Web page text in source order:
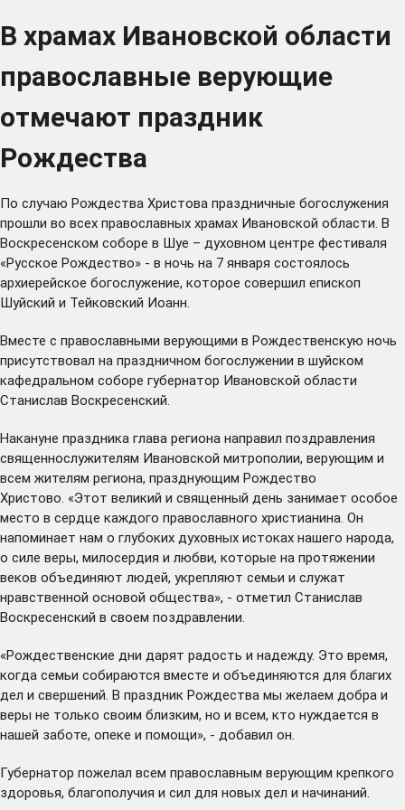
В храмах Ивановской области
православные верующие
отмечают праздник
Рождества
По случаю Рождества Христова праздничные богослужения
прошли во всех православных храмах Ивановской области. В
Воскресенском соборе в Шуе – духовном центре фестиваля
«Русское Рождество» - в ночь на 7 января состоялось
архиерейское богослужение, которое совершил епископ
Шуйский и Тейковский Иоанн.
Вместе с православными верующими в Рождественскую ночь
присутствовал на праздничном богослужении в шуйском
кафедральном соборе губернатор Ивановской области
Станислав Воскресенский.
Накануне праздника глава региона направил поздравления
священнослужителям Ивановской митрополии, верующим и
всем жителям региона, празднующим Рождество
Христово. «Этот великий и священный день занимает особое
место в сердце каждого православного христианина. Он
напоминает нам о глубоких духовных истоках нашего народа,
о силе веры, милосердия и любви, которые на протяжении
веков объединяют людей, укрепляют семьи и служат
нравственной основой общества», - отметил Станислав
Воскресенский в своем поздравлении.
«Рождественские дни дарят радость и надежду. Это время,
когда семьи собираются вместе и объединяются для благих
дел и свершений. В праздник Рождества мы желаем добра и
веры не только своим близким, но и всем, кто нуждается в
нашей заботе, опеке и помощи», - добавил он.
Губернатор пожелал всем православным верующим крепкого
здоровья, благополучия и сил для новых дел и начинаний.